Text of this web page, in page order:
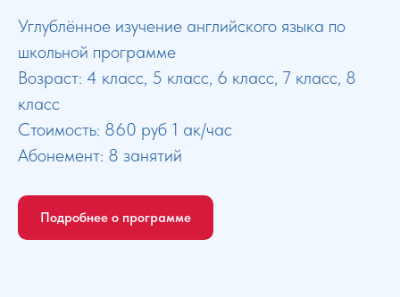
Углублённое изучение английского языка по
школьной программе
Возраст: 4 класс, 5 класс, 6 класс, 7 класс, 8
класс
Стоимость: 860 руб 1 ак/час
Абонемент: 8 занятий
Подробнее о программе